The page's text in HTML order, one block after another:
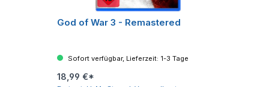
God of War 3 - Remastered
Sofort verfügbar, Lieferzeit: 1-3 Tage
18,99 €*